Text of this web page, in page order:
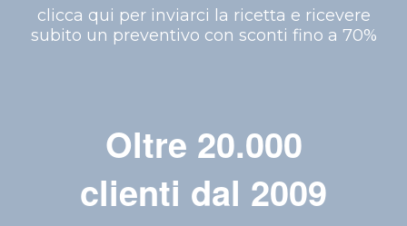
clicca qui per inviarci la ricetta e ricevere
subito un preventivo con sconti fino a 70%
Oltre 20.000
clienti dal 2009